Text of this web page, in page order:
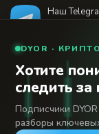
Наш
18+
© 2026
Сегодня».
Сетевое издание
DYOR ·
Хотите
следить за
Подписчики
разборы